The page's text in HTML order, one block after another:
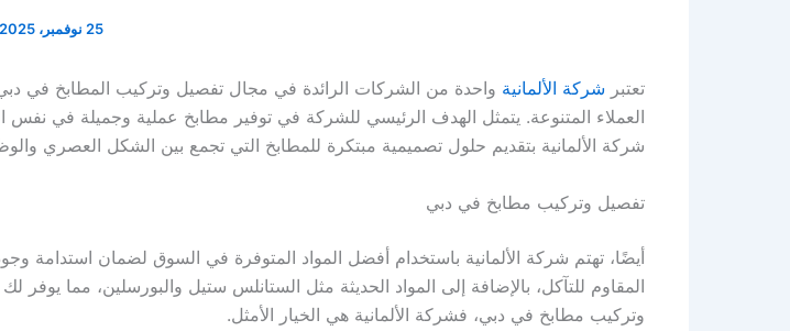
25 نوفمبر، 2025
تعتبر شركة الألمانية واحدة من الشركات الرائدة في مجال تفصيل وتركيب المطابخ في
العملاء المتنوعة. يتمثل الهدف الرئيسي للشركة في توفير مطابخ عملية وجميلة في نفس
شركة الألمانية بتقديم حلول تصميمية مبتكرة للمطابخ التي تجمع بين الشكل العصري
تفصيل وتركيب مطابخ في دبي
أيضًا، تهتم شركة الألمانية باستخدام أفضل المواد المتوفرة في السوق لضمان استدامة
المقاوم للتآكل، بالإضافة إلى المواد الحديثة مثل الستانلس ستيل والبورسلين، مما
وتركيب مطابخ في دبي، فشركة الألمانية هي الخيار الأمثل.